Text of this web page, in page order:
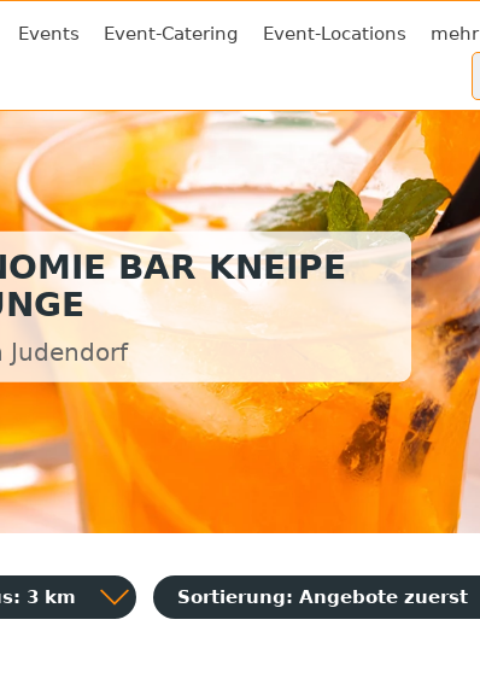
Events Event-Catering Event-Locations mehr
BAR KNEIPE
Judendorf
3 km Sortierung: Angebote zuerst